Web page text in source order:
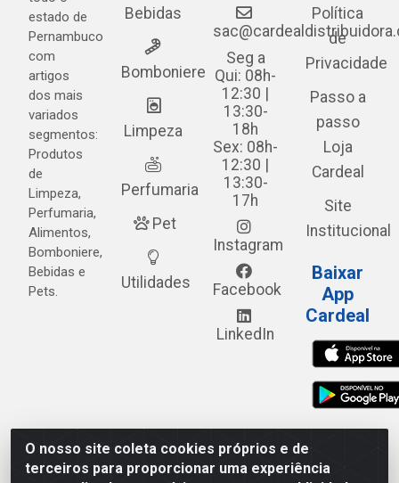
O nosso site coleta cookies próprios e de
terceiros para proporcionar uma experiência
estado de
Pernambuco
com
artigos
dos mais
variados
segmentos:
Produtos
de
Limpeza,
Perfumaria,
Alimentos,
Bomboniere,
Bebidas e
Pets.
Bebidas
Bomboniere
Limpeza
Perfumaria
Pet
Utilidades
Seg a
Qui: 08h-
12:30 |
13:30-
18h
Sex: 08h-
12:30 |
13:30-
17h
Instagram
Facebook
LinkedIn
Política
de
Privacidade
Passo a
passo
Loja
Cardeal
Site
Institucional
Baixar
App
Cardeal
Cardeal Distribuidora - Estrada Alto do Moura, 582 - Alto
do Moura - Caruaru/PE - CEP 55.040-120 - CNPJ